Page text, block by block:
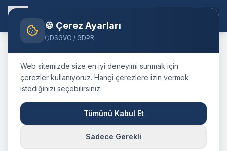
Home Blog TaxiFreisingMünchen Airport
🇩🇪 Deutschland·Landkreis Freising
TaxiFreising
München
:Festpreis,
Fahrtdauer & Tipps
🍪 Çerez Ayarları
DSGVO / GDPR
Web sitemizde size en iyi deneyimi sunmak için
çerezler kullanıyoruz. Hangi çerezlere izin vermek
istediğinizi seçebilirsiniz.
Tümünü Kabul Et
Sadece Gerekli